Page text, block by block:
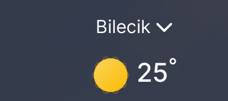
Bilecik
25°